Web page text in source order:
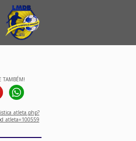
TAMBÉM!